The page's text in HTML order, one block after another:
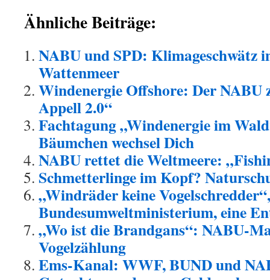
Ähnliche Beiträge:
NABU und SPD: Klimageschwätz
Wattenmeer
Windenergie Offshore: Der NABU
Appell 2.0“
Fachtagung „Windenergie im
Bäumchen wechsel Dich
NABU rettet die Weltmeere:
Schmetterlinge im Kopf?
„Windräder keine
Bundesumweltministerium, eine
„Wo ist die Brandgans“: NABU-
Vogelzählung
Ems-Kanal: WWF, BUND und